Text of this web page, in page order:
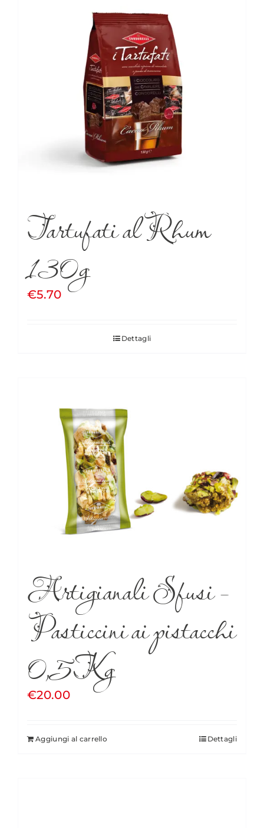
Tartufati al Rhum
130g
€5.70
Dettagli
Artigianali Sfusi –
Pasticcini ai pistacchi
0,5Kg
€20.00
Aggiungi al carrello Dettagli